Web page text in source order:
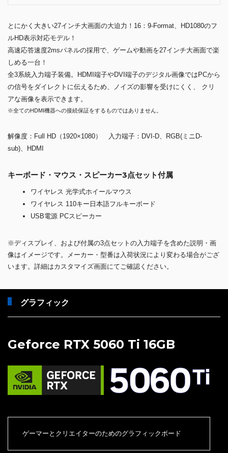
とにかく大きい27インチ大画面の大迫力！16：9-Format、HD1080のフ
ルHD表示対応モデル！
高速応答速度2msパネルの採用で、ゲームや動画を27インチ大画面で楽
しめる一台！
全3系統入力端子装備。HDMI端子やDVI端子のデジタル画像ではPCから
の信号をダイレクトに伝えるため、ノイズの影響を受けにくく、 クリ
アな画像を表示できます。
※全てのHDMI機器への接続保証をするものではありません。
解像度：Full HD（1920×1080） 入力端子：DVI-D、RGB(ミニD-
sub)、HDMI
キーボード・マウス・スピーカー3点セット付属
ワイヤレス 光学式ホイールマウス
ワイヤレス 110キー日本語フルキーボード
USB電源 PCスピーカー
※ディスプレイ、および付属の3点セットの入力端子を含めた説明・画
像はイメージです。メーカー・型番は入荷状況により変わる場合がござ
います。詳細はカスタマイズ画面にてご確認ください。
グラフィック
Geforce RTX 5060 Ti 16GB
ゲーマーとクリエイターのためのグラフィックボード